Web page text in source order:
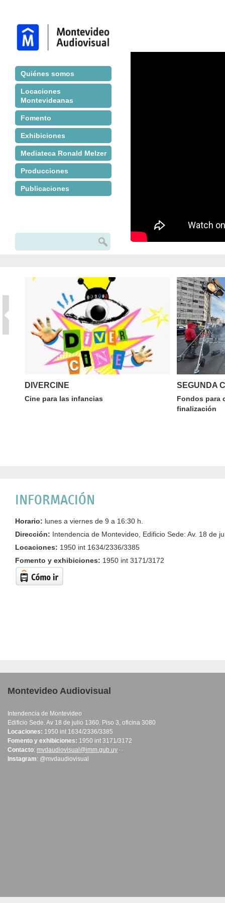
Quiénes somos
Locaciones
Montevideanas
Fomento
Exhibiciones
Mediateca Ronald Melzer
Producciones
Publicaciones
Formulario de búsqueda
Buscar
DIVERCINE
Cine para las infancias
SEGUNDA
Fondos para
finalización
INFORMACIÓN
Horario: lunes a viernes de 9 a 16:30 h.
Dirección: Intendencia de Montevideo, Edificio Sede: Av. 18 de
Locaciones: 1950 int 1634/2336/3385
Fomento y exhibiciones: 1950 int 3171/3172
Montevideo Audiovisual
Intendencia de Montevideo
Edificio Sede. Av 18 de julio 1360. Piso 3, oficina 3080
Locaciones: 1950 int 1634/2336/3385
Fomento y exhibiciones: 1950 int 3171/3172
Contacto: mvdaudiovisual@imm.gub.uy (link sends e-mail)
Instagram: @mvdaudiovisual